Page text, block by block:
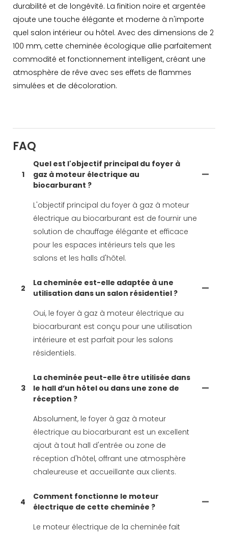
durabilité et de longévité. La finition noire et argentée
ajoute une touche élégante et moderne à n'importe
quel salon intérieur ou hôtel. Avec des dimensions de 2
100 mm, cette cheminée écologique allie parfaitement
commodité et fonctionnement intelligent, créant une
atmosphère de rêve avec ses effets de flammes
simulées et de décoloration.
FAQ
1
Quel est l'objectif principal du foyer à
gaz à moteur électrique au
biocarburant ?
L'objectif principal du foyer à gaz à moteur
électrique au biocarburant est de fournir une
solution de chauffage élégante et efficace
pour les espaces intérieurs tels que les
salons et les halls d'hôtel.
2
La cheminée est-elle adaptée à une
utilisation dans un salon résidentiel ?
Oui, le foyer à gaz à moteur électrique au
biocarburant est conçu pour une utilisation
intérieure et est parfait pour les salons
résidentiels.
3
La cheminée peut-elle être utilisée dans
le hall d’un hôtel ou dans une zone de
réception ?
Absolument, le foyer à gaz à moteur
électrique au biocarburant est un excellent
ajout à tout hall d'entrée ou zone de
réception d'hôtel, offrant une atmosphère
chaleureuse et accueillante aux clients.
4
Comment fonctionne le moteur
électrique de cette cheminée ?
Le moteur électrique de la cheminée fait